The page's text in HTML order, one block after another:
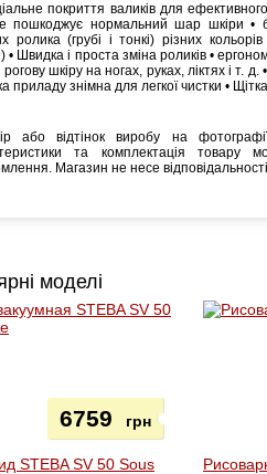
покриття валиків для
пошкоджує нормальний шар шкіри •
ролика (грубі і тонкі) різних
Швидка і проста зміна роликів •
рогову шкіру на ногах, руках, ліктях і т.
приладу знімна для легкої чистки •
або відтінок виробу на
та комплектація товару
Магазин не несе
моделі
STEBA SV 50 Sous
6759 грн